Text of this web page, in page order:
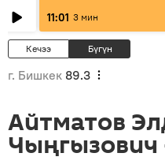
11:01 3 мин
Кечээ Бүгүн
г. Бишкек 89.3
Айтматов